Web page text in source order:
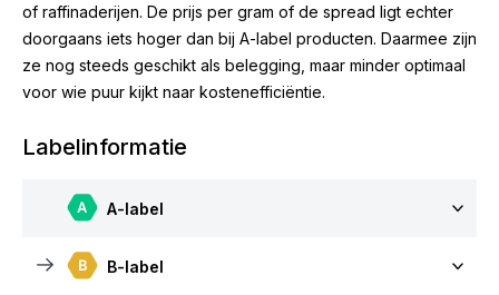
of raffinaderijen. De prijs per gram of de spread ligt echter
doorgaans iets hoger dan bij A-label producten. Daarmee zijn
ze nog steeds geschikt als belegging, maar minder optimaal
voor wie puur kijkt naar kostenefficiëntie.
Labelinformatie
A-label
B-label